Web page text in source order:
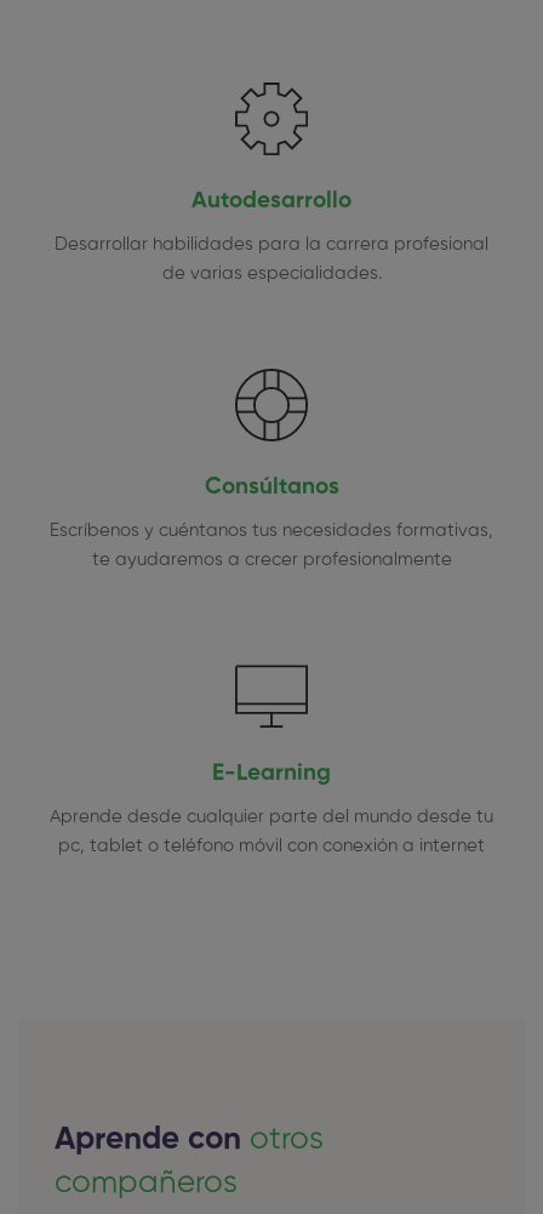
Autodesarrollo
Desarrollar habilidades para la carrera profesional
de varias especialidades.
Consúltanos
Escríbenos y cuéntanos tus necesidades formativas,
te ayudaremos a crecer profesionalmente
E-Learning
Aprende desde cualquier parte del mundo desde tu
pc, tablet o teléfono móvil con conexión a internet
Aprende con otros
compañeros